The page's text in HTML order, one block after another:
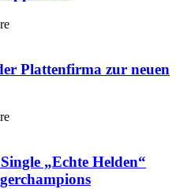
Plattenfirma zur neuen
„Echte Helden“